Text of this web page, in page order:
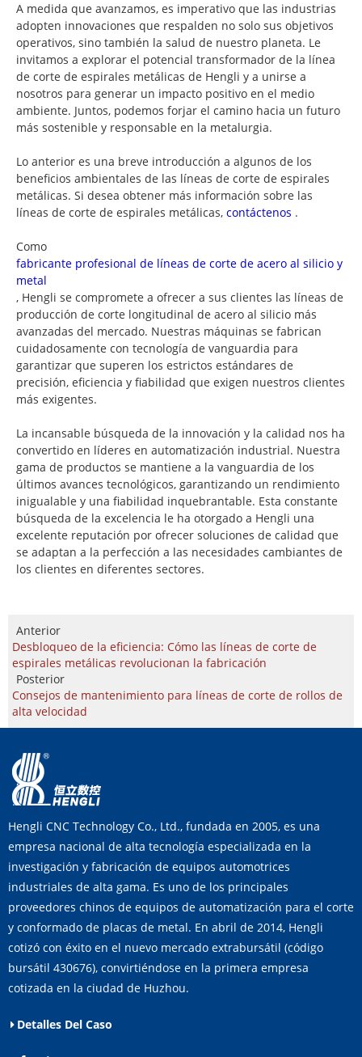
A medida que avanzamos, es imperativo que las industrias
adopten innovaciones que respalden no solo sus objetivos
operativos, sino también la salud de nuestro planeta. Le
invitamos a explorar el potencial transformador de la línea
de corte de espirales metálicas de Hengli y a unirse a
nosotros para generar un impacto positivo en el medio
ambiente. Juntos, podemos forjar el camino hacia un futuro
más sostenible y responsable en la metalurgia.
Lo anterior es una breve introducción a algunos de los
beneficios ambientales de las líneas de corte de espirales
metálicas. Si desea obtener más información sobre las
líneas de corte de espirales metálicas, contáctenos .
Como
fabricante profesional de líneas de corte de acero al silicio y
metal
, Hengli se compromete a ofrecer a sus clientes las líneas de
producción de corte longitudinal de acero al silicio más
avanzadas del mercado. Nuestras máquinas se fabrican
cuidadosamente con tecnología de vanguardia para
garantizar que superen los estrictos estándares de
precisión, eficiencia y fiabilidad que exigen nuestros clientes
más exigentes.
La incansable búsqueda de la innovación y la calidad nos ha
convertido en líderes en automatización industrial. Nuestra
gama de productos se mantiene a la vanguardia de los
últimos avances tecnológicos, garantizando un rendimiento
inigualable y una fiabilidad inquebrantable. Esta constante
búsqueda de la excelencia le ha otorgado a Hengli una
excelente reputación por ofrecer soluciones de calidad que
se adaptan a la perfección a las necesidades cambiantes de
los clientes en diferentes sectores.
Anterior
Desbloqueo de la eficiencia: Cómo las líneas de corte de
espirales metálicas revolucionan la fabricación
Posterior
Consejos de mantenimiento para líneas de corte de rollos de
alta velocidad
Hengli CNC Technology Co., Ltd., fundada en 2005, es una
empresa nacional de alta tecnología especializada en la
investigación y fabricación de equipos automotrices
industriales de alta gama. Es uno de los principales
proveedores chinos de equipos de automatización para el corte
y conformado de placas de metal. En abril de 2014, Hengli
cotizó con éxito en el nuevo mercado extrabursátil (código
bursátil 430676), convirtiéndose en la primera empresa
cotizada en la ciudad de Huzhou.
Detalles Del Caso